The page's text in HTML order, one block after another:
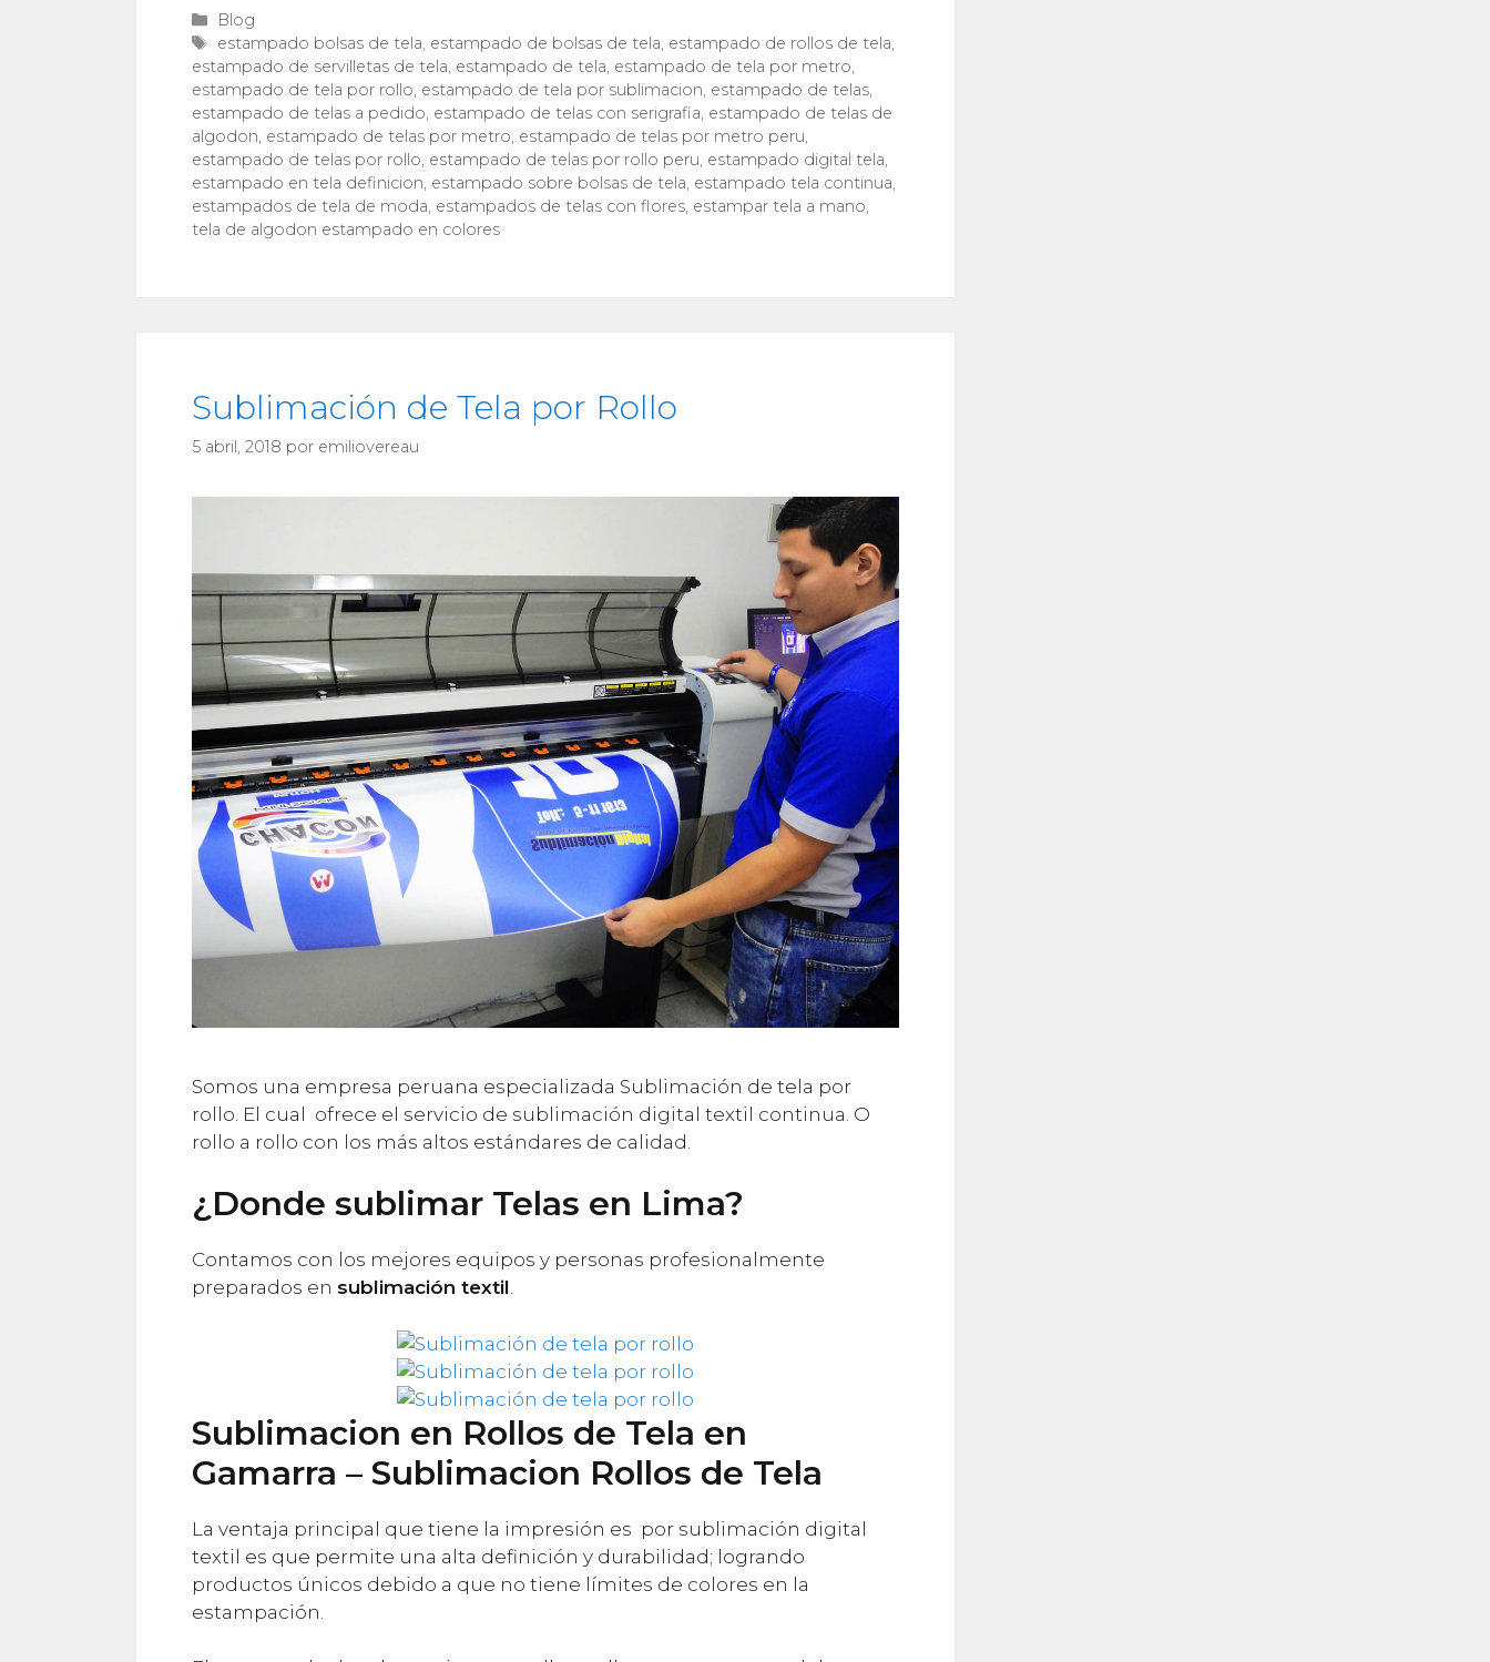
Categorías
Blog
Etiquetas
estampado bolsas de tela, estampado de bolsas de tela, estampado de rollos de tela,
estampado de servilletas de tela, estampado de tela, estampado de tela por metro,
estampado de tela por rollo, estampado de tela por sublimacion, estampado de telas,
estampado de telas a pedido, estampado de telas con serigrafia, estampado de telas de
algodon, estampado de telas por metro, estampado de telas por metro peru,
estampado de telas por rollo, estampado de telas por rollo peru, estampado digital tela,
estampado en tela definicion, estampado sobre bolsas de tela, estampado tela continua,
estampados de tela de moda, estampados de telas con flores, estampar tela a mano,
tela de algodon estampado en colores
Sublimación de Tela por Rollo
5 abril, 2018 por emiliovereau
Somos una empresa peruana especializada Sublimación de tela por
rollo. El cual ofrece el servicio de sublimación digital textil continua. O
rollo a rollo con los más altos estándares de calidad.
¿Donde sublimar Telas en Lima?
Contamos con los mejores equipos y personas profesionalmente
preparados en sublimación textil.
Sublimacion en Rollos de Tela en
Gamarra – Sublimacion Rollos de Tela
La ventaja principal que tiene la impresión es por sublimación digital
textil es que permite una alta definición y durabilidad; logrando
productos únicos debido a que no tiene límites de colores en la
estampación.